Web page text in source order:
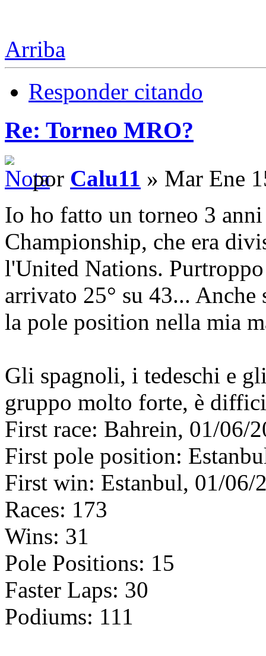
Arriba
Responder citando
Re: Torneo MRO?
por Calu11 » Mar Ene
Io ho fatto un torneo 3
Championship, che era
l'United Nations.
arrivato 25° su 43... Anche
la pole position nella mia
Gli spagnoli, i tedeschi e
gruppo molto forte, è
First race: Bahrein, 01/06/
First pole position:
First win: Estanbul, 01/06/
Races: 173
Wins: 31
Pole Positions: 15
Faster Laps: 30
Podiums: 111